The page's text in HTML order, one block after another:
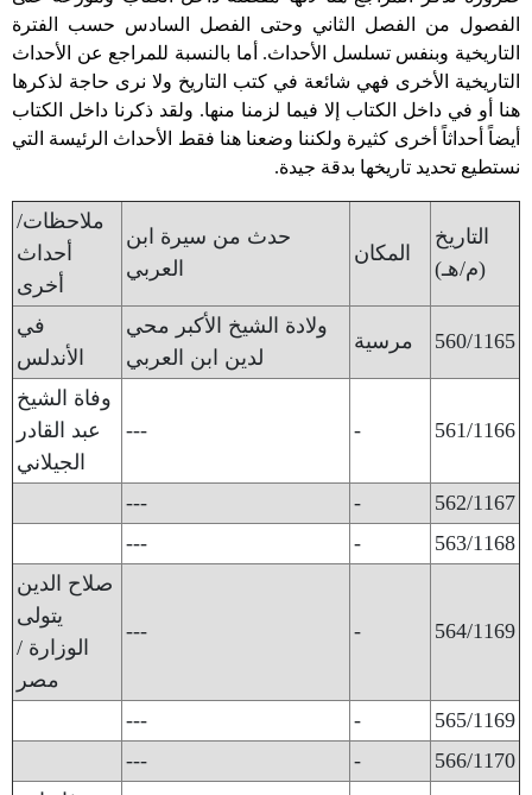
الفصول من الفصل الثاني وحتى الفصل السادس حسب الفترة
التاريخية وبنفس تسلسل الأحداث. أما بالنسبة للمراجع عن الأحداث
التاريخية الأخرى فهي شائعة في كتب التاريخ ولا نرى حاجة لذكرها
هنا أو في داخل الكتاب إلا فيما لزمنا منها. ولقد ذكرنا داخل الكتاب
أيضاً أحداثاً أخرى كثيرة ولكننا وضعنا هنا فقط الأحداث الرئيسة التي
نستطيع تحديد تاريخها بدقة جيدة.
التاريخ
(م/هـ)
المكان
حدث من سيرة ابن
العربي
ملاحظات/
أحداث
أخرى
560/1165 مرسية
ولادة الشيخ الأكبر محي
لدين ابن العربي
في
الأندلس
561/1166
-
---
وفاة الشيخ
عبد القادر
الجيلاني
562/1167
-
---
563/1168
-
---
564/1169
-
---
صلاح الدين
يتولى
الوزارة /
مصر
565/1169
-
---
566/1170
-
---